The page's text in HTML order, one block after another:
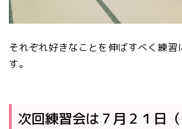
それぞれ好きなことを伸ばすべく練習
す。
次回練習会は７月２１日（